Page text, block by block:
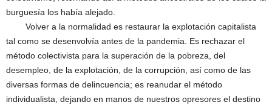
burguesía los había alejado.
Volver a la normalidad es restaurar la explotación capitalista
tal como se desenvolvía antes de la pandemia. Es rechazar el
método colectivista para la superación de la pobreza, del
desempleo, de la explotación, de la corrupción, así como de las
diversas formas de delincuencia; es reanudar el método
individualista, dejando en manos de nuestros opresores el destino